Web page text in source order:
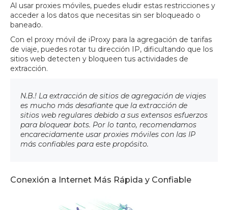
Al usar proxies móviles, puedes eludir estas restricciones y
acceder a los datos que necesitas sin ser bloqueado o
baneado.
Con el proxy móvil de iProxy para la agregación de tarifas
de viaje, puedes rotar tu dirección IP, dificultando que los
sitios web detecten y bloqueen tus actividades de
extracción.
N.B.! La extracción de sitios de agregación de viajes
es mucho más desafiante que la extracción de
sitios web regulares debido a sus extensos esfuerzos
para bloquear bots. Por lo tanto, recomendamos
encarecidamente usar proxies móviles con las IP
más confiables para este propósito.
Conexión a Internet Más Rápida y Confiable